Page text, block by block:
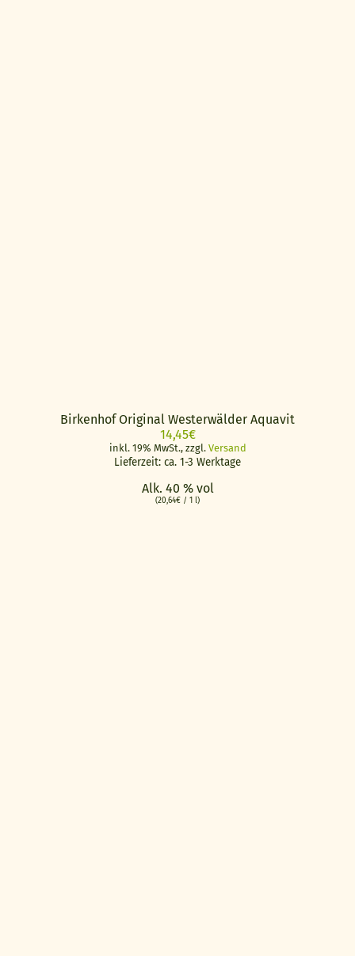
Birkenhof Original Westerwälder Aquavit
14,45€
inkl. 19% MwSt., zzgl. Versand
Lieferzeit: ca. 1-3 Werktage
Alk. 40 % vol
(20,64€ / 1 l)